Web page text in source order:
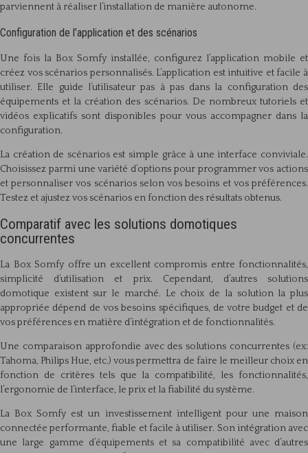
parviennent à réaliser l’installation de manière autonome.
Configuration de l’application et des scénarios
Une fois la Box Somfy installée, configurez l’application mobile et
créez vos scénarios personnalisés. L’application est intuitive et facile à
utiliser. Elle guide l’utilisateur pas à pas dans la configuration des
équipements et la création des scénarios. De nombreux tutoriels et
vidéos explicatifs sont disponibles pour vous accompagner dans la
configuration.
La création de scénarios est simple grâce à une interface conviviale.
Choisissez parmi une variété d’options pour programmer vos actions
et personnaliser vos scénarios selon vos besoins et vos préférences.
Testez et ajustez vos scénarios en fonction des résultats obtenus.
Comparatif avec les solutions domotiques
concurrentes
La Box Somfy offre un excellent compromis entre fonctionnalités,
simplicité d’utilisation et prix. Cependant, d’autres solutions
domotique existent sur le marché. Le choix de la solution la plus
appropriée dépend de vos besoins spécifiques, de votre budget et de
vos préférences en matière d’intégration et de fonctionnalités.
Une comparaison approfondie avec des solutions concurrentes (ex:
Tahoma, Philips Hue, etc.) vous permettra de faire le meilleur choix en
fonction de critères tels que la compatibilité, les fonctionnalités,
l’ergonomie de l’interface, le prix et la fiabilité du système.
La Box Somfy est un investissement intelligent pour une maison
connectée performante, fiable et facile à utiliser. Son intégration avec
une large gamme d’équipements et sa compatibilité avec d’autres